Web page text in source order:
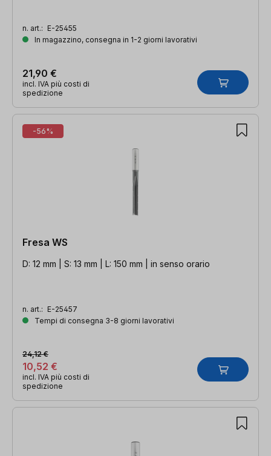
n. art.: E-25455
In magazzino, consegna in 1-2 giorni lavorativi
21,90 €
incl. IVA più costi di
spedizione
-56%
Fresa WS
D: 12 mm | S: 13 mm | L: 150 mm | in senso orario
n. art.: E-25457
Tempi di consegna 3-8 giorni lavorativi
10,52 €
24,12 €
incl. IVA più costi di
spedizione